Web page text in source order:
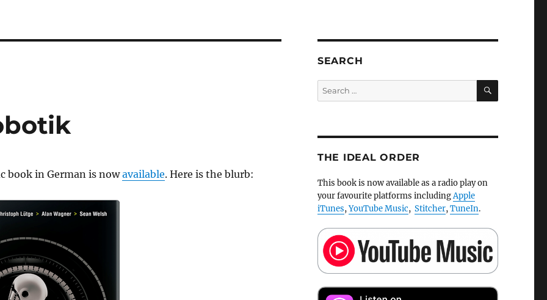
book in German is nowavailable. Here is the blurb:
SEARCH
Search
for:
SEARCH
THE IDEAL ORDER
This book is now available as a radio play on
your favourite platforms includingApple
iTunes,YouTube Music, Stitcher,TuneIn.